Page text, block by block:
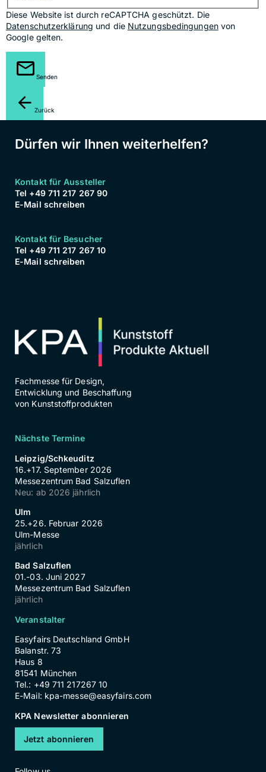
Diese Website ist durch reCAPTCHA geschützt. Die
Datenschutzerklärung und die Nutzungsbedingungenvon
Google gelten.
Senden
Zurück
Dürfen wir Ihnen weiterhelfen?
Kontakt für Aussteller
Tel +49 711 217 267 90
E-Mail schreiben
Kontakt für Besucher
Tel +49 711 217 267 10
E-Mail schreiben
Fachmesse für Design,
Entwicklung und Beschaffung
von Kunststoffprodukten
Nächste Termine
Leipzig/Schkeuditz
16.+17. September 2026
Messezentrum Bad Salzuflen
Neu: ab 2026 jährlich
Ulm
25.+26. Februar 2026
Ulm-Messe
jährlich
Bad Salzuflen
01.-03. Juni 2027
Messezentrum Bad Salzuflen
jährlich
Veranstalter
Easyfairs Deutschland GmbH
Balanstr. 73
Haus 8
81541 München
Tel.: +49 711 217267 10
E-Mail: kpa-messe@easyfairs.com
KPA Newsletter abonnieren
Jetzt abonnieren